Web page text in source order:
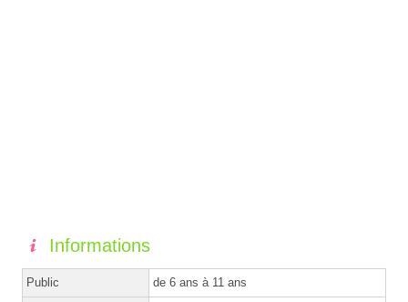
Informations
Public de 6 ans à 11 ans